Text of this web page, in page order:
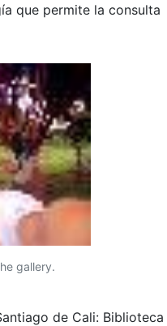
que permite la consulta
gallery.
de Cali: Biblioteca